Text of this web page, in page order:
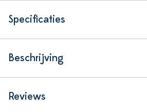
Specificaties
Beschrijving
Reviews